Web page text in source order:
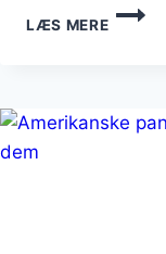
LÆS MERE
TYKKE